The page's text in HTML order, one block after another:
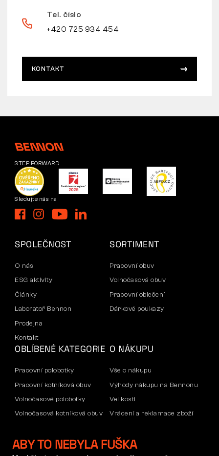
Tel. číslo
+420 725 934 454
KONTAKT
STEP FORWARD
Sledujte nás na
SPOLEČNOST
O nás
ESG aktivity
Články
Laboratoř Bennon
Prodejna
Kontakt
SORTIMENT
Pracovní obuv
Volnočasová obuv
Pracovní oblečení
Dárkové poukazy
OBLÍBENÉ KATEGORIE
Pracovní polobotky
Pracovní kotníková obuv
Volnočasové polobotky
Volnočasová kotníková obuv
Mikiny
O NÁKUPU
Vše o nákupu
Výhody nákupu na Bennonu
Velikosti
Vrácení a reklamace zboží
Firemní účet
ABY TO NEBYLA FUŠKA